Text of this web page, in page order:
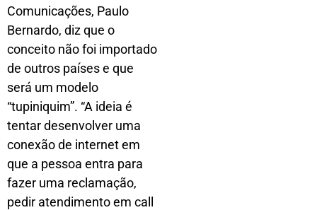
Comunicações, Paulo
Bernardo, diz que o
conceito não foi importado
de outros países e que
será um modelo
“tupiniquim”. “A ideia é
tentar desenvolver uma
conexão de internet em
que a pessoa entra para
fazer uma reclamação,
pedir atendimento em call